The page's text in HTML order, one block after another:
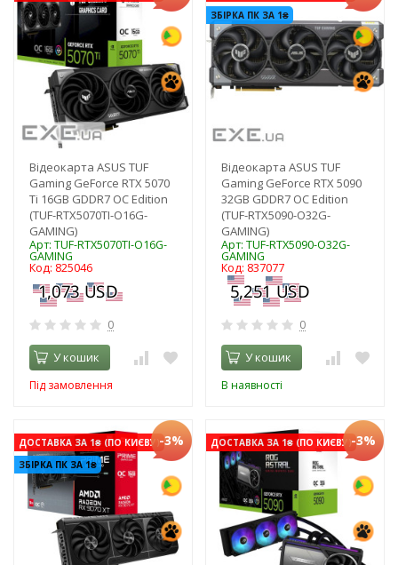
Відеокарта ASUS TUF
Gaming GeForce RTX 5070
Ti 16GB GDDR7 OC Edition
(TUF-RTX5070TI-O16G-
GAMING)
Арт: TUF-RTX5070TI-O16G-
GAMING
Код: 825046
0
У кошик
Під замовлення
ЗБІРКА ПК ЗА 1₴
Відеокарта ASUS TUF
Gaming GeForce RTX 5090
32GB GDDR7 OC Edition
(TUF-RTX5090-O32G-
GAMING)
Арт: TUF-RTX5090-O32G-
GAMING
Код: 837077
0
У кошик
В наявності
ДОСТАВКА ЗА 1₴ (ПО КИЄВУ)
ЗБІРКА ПК ЗА 1₴
-3% ДОСТАВКА ЗА 1₴ (ПО КИЄВУ)-3%